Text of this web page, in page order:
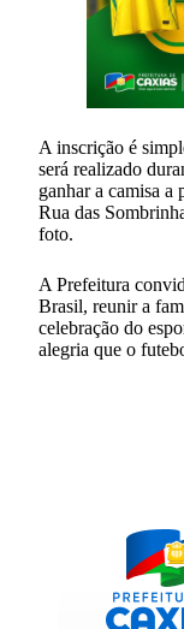
A inscrição é
será realizado
ganhar a camisa a
Rua das
foto.
A Prefeitura
Brasil, reunir a
celebração do
alegria que o